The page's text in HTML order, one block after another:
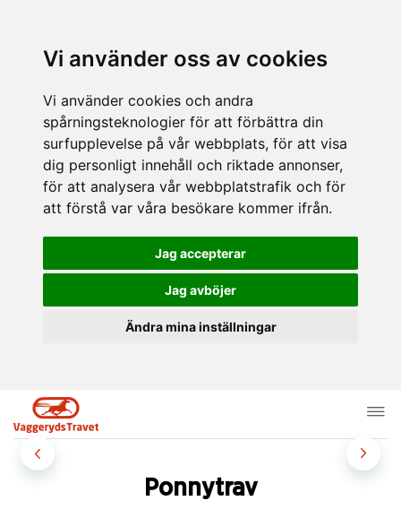
Vi använder oss av cookies
Vi använder cookies och andra
spårningsteknologier för att förbättra din
surfupplevelse på vår webbplats, för att visa
dig personligt innehåll och riktade annonser,
för att analysera vår webbplatstrafik och för
att förstå var våra besökare kommer ifrån.
Jag accepterar
Jag avböjer
Ändra mina inställningar
Ponnytrav